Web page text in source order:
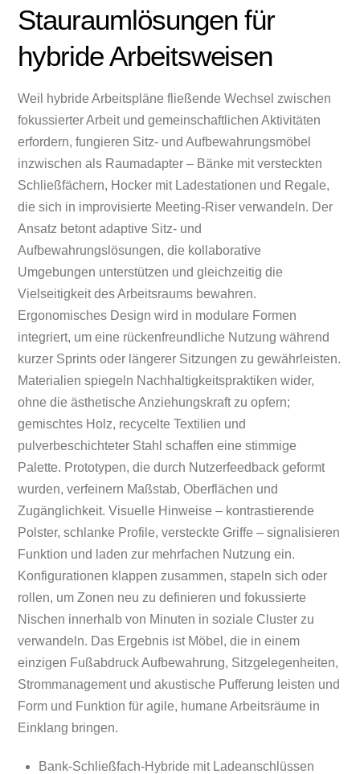
Stauraumlösungen für
hybride Arbeitsweisen
Weil hybride Arbeitspläne fließende Wechsel zwischen
fokussierter Arbeit und gemeinschaftlichen Aktivitäten
erfordern, fungieren Sitz- und Aufbewahrungsmöbel
inzwischen als Raumadapter – Bänke mit versteckten
Schließfächern, Hocker mit Ladestationen und Regale,
die sich in improvisierte Meeting-Riser verwandeln. Der
Ansatz betont adaptive Sitz- und
Aufbewahrungslösungen, die kollaborative
Umgebungen unterstützen und gleichzeitig die
Vielseitigkeit des Arbeitsraums bewahren.
Ergonomisches Design wird in modulare Formen
integriert, um eine rückenfreundliche Nutzung während
kurzer Sprints oder längerer Sitzungen zu gewährleisten.
Materialien spiegeln Nachhaltigkeitspraktiken wider,
ohne die ästhetische Anziehungskraft zu opfern;
gemischtes Holz, recycelte Textilien und
pulverbeschichteter Stahl schaffen eine stimmige
Palette. Prototypen, die durch Nutzerfeedback geformt
wurden, verfeinern Maßstab, Oberflächen und
Zugänglichkeit. Visuelle Hinweise – kontrastierende
Polster, schlanke Profile, versteckte Griffe – signalisieren
Funktion und laden zur mehrfachen Nutzung ein.
Konfigurationen klappen zusammen, stapeln sich oder
rollen, um Zonen neu zu definieren und fokussierte
Nischen innerhalb von Minuten in soziale Cluster zu
verwandeln. Das Ergebnis ist Möbel, die in einem
einzigen Fußabdruck Aufbewahrung, Sitzgelegenheiten,
Strommanagement und akustische Pufferung leisten und
Form und Funktion für agile, humane Arbeitsräume in
Einklang bringen.
Bank-Schließfach-Hybride mit Ladeanschlüssen